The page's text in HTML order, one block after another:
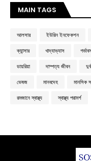
MAIN TAGS
আলসার ইউরিন ইনফেকশন
ক্যান্সার
খাদ্যাভ্যাস
ডায়রিয়া
দাম্পত্য জীবন
ভেষজ
মানবদেহ মানসিক
রমজানে স্বাস্থ্য
স্বাস্থ্য পরামর্শ